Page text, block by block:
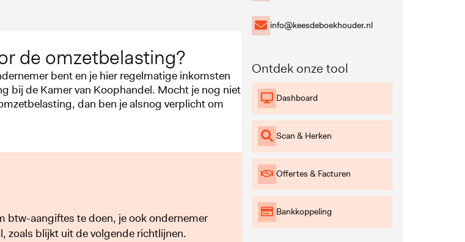
de omzetbelasting?
bent en je hier regelmatige inkomsten
bij de Kamer van Koophandel. Mocht je nog niet
dan ben je alsnog verplicht om
btw-aangiftes te doen, je ook ondernemer
zoals blijkt uit de volgende richtlijnen.
info@keesdeboekhouder.nl
Ontdek onze tool
Dashboard
Scan & Herken
Offertes & Facturen
Bankkoppeling